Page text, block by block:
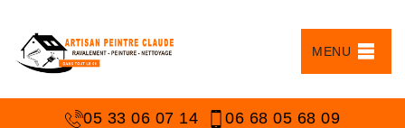
MENU
05 33 06 07 14 06 68 05 68 09